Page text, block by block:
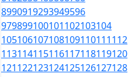
8990919293949596
979899100101102103104
105106107108109110111112
113114115116117118119120
121122123124125126127128